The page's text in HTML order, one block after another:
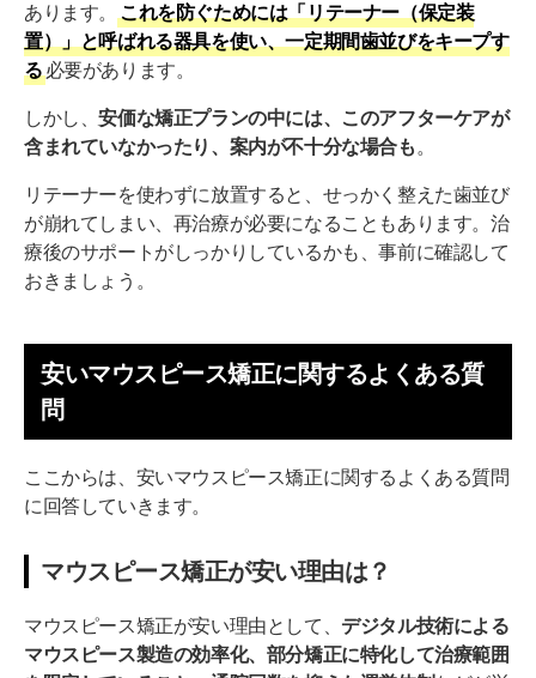
あります。
これを防ぐためには「リテーナー（保定装
置）」と呼ばれる器具を使い、一定期間歯並びをキープす
る 必要があります。
しかし、安価な矯正プランの中には、このアフターケアが
含まれていなかったり、案内が不十分な場合も 。
リテーナーを使わずに放置すると、せっかく整えた歯並び
が崩れてしまい、再治療が必要になることもあります。治
療後のサポートがしっかりしているかも、事前に確認して
おきましょう。
安いマウスピース矯正に関するよくある質
問
ここからは、安いマウスピース矯正に関するよくある質問
に回答していきます。
マウスピース矯正が安い理由は？
マウスピース矯正が安い理由として、 デジタル技術による
マウスピース製造の効率化、部分矯正に特化して治療範囲